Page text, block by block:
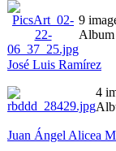
9
Album
José Luis Ramírez
4
Juan Ángel Alicea